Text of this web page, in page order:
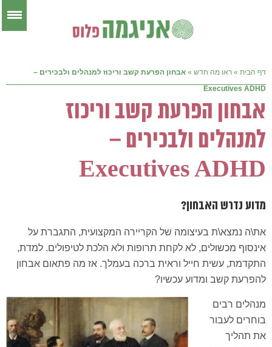
דף הבית » ראו מה חדש » אבחון הפרעת קשב וריכוז למנהלים ולבכירים –
Executives ADHD
אבחון הפרעת קשב וריכוז
למנהלים ולבכירים –
Executives ADHD
מדוע נדרש האבחון?
את\ה נמצא\ת בעיצומה של הקריירה המקצועית, התגברת על
אינסוף מכשולים, לא לקחת תרופות ולא הלכת לטיפולים. למדת,
התקדמת, עשית חייל וראית ברכה בעמלך. אז מה פתאום אבחון
להפרעת קשב ומדוע עכשיו?
מנהלים רבים
בוחרים לעבור
את תהליך